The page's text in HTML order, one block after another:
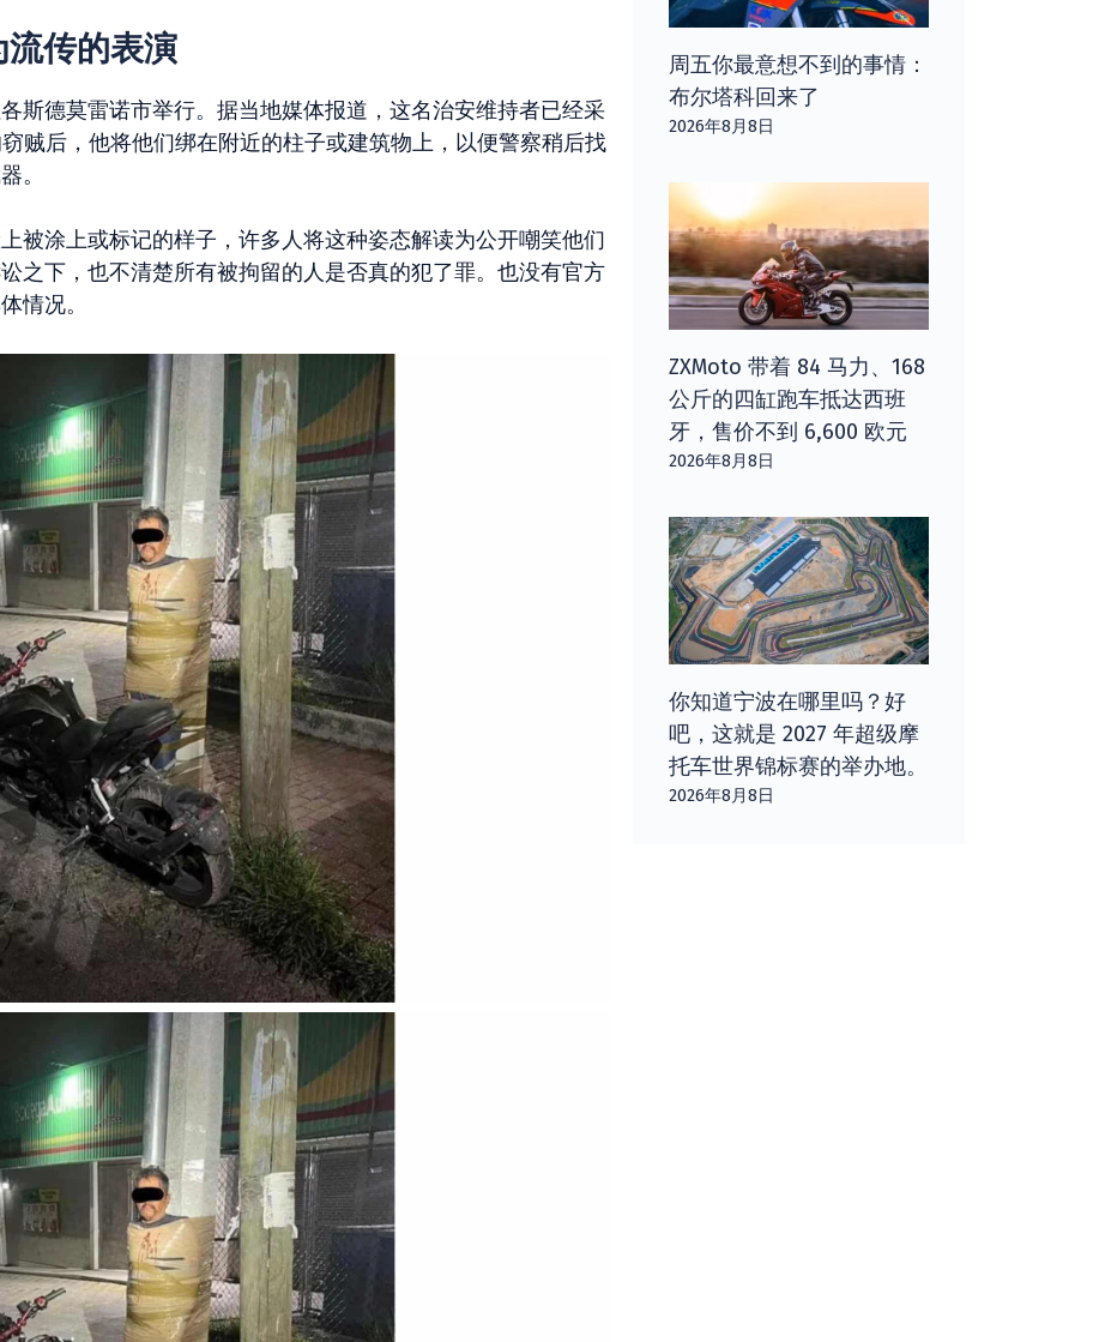
传的表演
斯德莫雷诺市举行。据当地媒体报道，这名治安维持者已经采
贼后，他将他们绑在附近的柱子或建筑物上，以便警察稍后找
。
被涂上或标记的样子，许多人将这种姿态解读为公开嘲笑他们
之下，也不清楚所有被拘留的人是否真的犯了罪。也没有官方
情况。
周五你最意想不到的事情：
布尔塔科回来了
2026年8月8日
ZXMoto 带着 84 马力、168
公斤的四缸跑车抵达西班
牙，售价不到 6,600 欧元
2026年8月8日
你知道宁波在哪里吗？好
吧，这就是 2027 年超级摩
托车世界锦标赛的举办地。
2026年8月8日